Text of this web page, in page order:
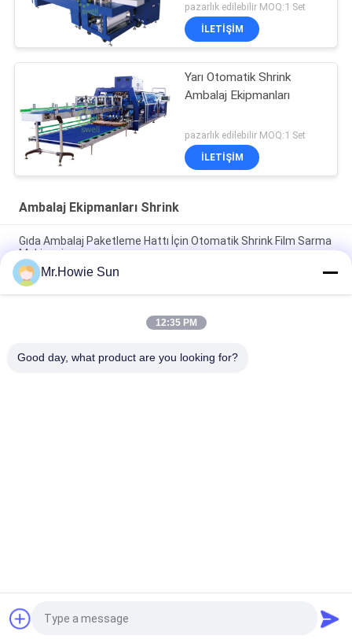
pazarlık edilebilir MOQ:1 Set
İLETIŞIM
Yarı Otomatik Shrink
Ambalaj Ekipmanları
pazarlık edilebilir MOQ:1 Set
İLETIŞIM
Ambalaj Ekipmanları Shrink
Gıda Ambalaj Paketleme Hattı İçin Otomatik Shrink Film Sarma
Makinesi
Şişeler İçin Yüksek Performanslı Shrink Ambalaj Makinesi 35
Paket / Min Tam Otomatik
PET Cam Şişe İçin Yüksek Hızlı 40 Paket / Min Streç Sarma
Mr.Howie Sun
12:35 PM
Good day, what product are you looking for?